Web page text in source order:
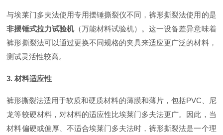
与埃莱门多夫法使用专用摆锤撕裂仪不同，裤形撕裂法使用的是
非摆锤式拉力试验机（万能材料试验机）。这一设备差异意味着
裤形撕裂法可以通过更换不同规格的夹具来适应更广泛的材料，
测试灵活性较高。
3. 材料适应性
裤形撕裂法适用于软质和硬质材料的薄膜和薄片，包括PVC、尼
龙等较硬材料，对材料的适应性比埃莱门多夫法更广。因此，当
材料偏硬或偏厚、不适合埃莱门多夫法时，裤形撕裂法是一个理